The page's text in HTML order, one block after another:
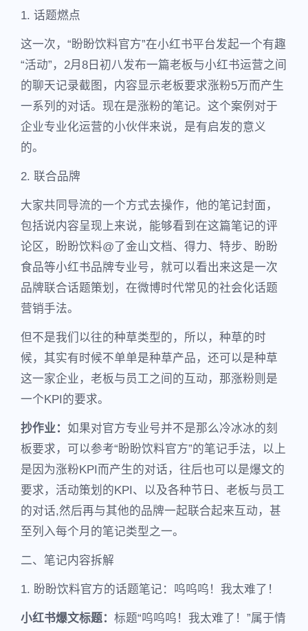
1. 话题燃点
这一次，“盼盼饮料官方”在小红书平台发起一个有趣
“活动”，2月8日初八发布一篇老板与小红书运营之间
的聊天记录截图，内容显示老板要求涨粉5万而产生
一系列的对话。现在是涨粉的笔记。这个案例对于
企业专业化运营的小伙伴来说，是有启发的意义
的。
2. 联合品牌
大家共同导流的一个方式去操作，他的笔记封面，
包括说内容呈现上来说，能够看到在这篇笔记的评
论区，盼盼饮料@了金山文档、得力、特步、盼盼
食品等小红书品牌专业号，就可以看出来这是一次
品牌联合话题策划，在微博时代常见的社会化话题
营销手法。
但不是我们以往的种草类型的，所以，种草的时
候，其实有时候不单单是种草产品，还可以是种草
这一家企业，老板与员工之间的互动，那涨粉则是
一个KPI的要求。
抄作业： 如果对官方专业号并不是那么冷冰冰的刻
板要求，可以参考“盼盼饮料官方”的笔记手法，以上
是因为涨粉KPI而产生的对话，往后也可以是爆文的
要求，活动策划的KPI、以及各种节日、老板与员工
的对话,然后再与其他的品牌一起联合起来互动，甚
至列入每个月的笔记类型之一。
二、笔记内容拆解
1. 盼盼饮料官方的话题笔记：呜呜呜！我太难了！
小红书爆文标题： 标题“呜呜呜！我太难了！”属于情